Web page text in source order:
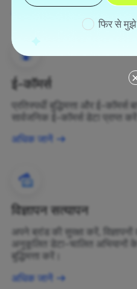
ई-कॉमर्स
प्रतिस्पर्धी बुद्धिमत्ता और ई-
सार्वजनिक ई-कॉमर्स डेटा प्राप्त
अधिक जानें
विज्ञापन सत्यापन
अपने ब्रांड की सुरक्षा करें,
अनुकूलित डेटा-चालित अभियानों के
बुद्धिमत्ता करें।
अधिक जानें
फिर से मुझे